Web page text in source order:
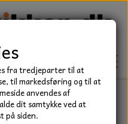
6200 Serie
fra tredjeparter til at
til markedsføring og til at
anvendes af
dit samtykke ved at
på siden.